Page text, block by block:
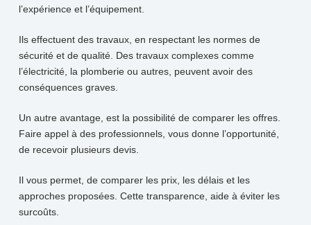
l’expérience et l’équipement.
Ils effectuent des travaux, en respectant les normes de
sécurité et de qualité. Des travaux complexes comme
l’électricité, la plomberie ou autres, peuvent avoir des
conséquences graves.
Un autre avantage, est la possibilité de comparer les offres.
Faire appel à des professionnels, vous donne l’opportunité,
de recevoir plusieurs devis.
Il vous permet, de comparer les prix, les délais et les
approches proposées. Cette transparence, aide à éviter les
surcoûts.